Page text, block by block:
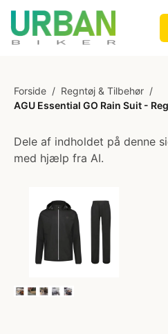
Forside / Regntøj & Tilbehør /
AGU Essential GO Rain Suit -
Dele af indholdet på denne
med hjælp fra AI.